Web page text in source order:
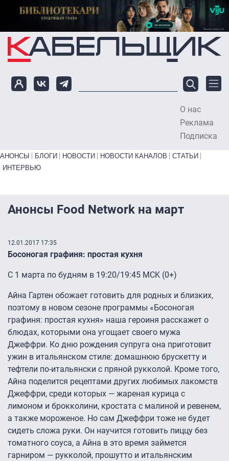
Перейти к основному содержанию
О нас
Реклама
Подписка
Primary links bottom
АНОНСЫ БЛОГИ НОВОСТИ НОВОСТИ КАНАЛОВ
СТАТЬИ
ИНТЕРВЬЮ
Анонсы Food Network на март
12.01.2017 17:35
Босоногая графиня: простая кухня
C 1 марта по будням в 19:20/19:45 MCK (0+)
Айна Гартен обожает готовить для родных и близких,
поэтому в новом сезоне программы «Босоногая
графиня: простая кухня» наша героиня расскажет о
блюдах, которыми она угощает своего мужа
Джеффри. Ко дню рождения супруга она приготовит
ужин в итальянском стиле: домашнюю брускетту и
тефтели по-итальянски с пряной рукколой. Кроме того,
Айна поделится рецептами других любимых лакомств
Джеффри, среди которых — жареная курица с
лимоном и брокколини, кростата с малиной и ревенем,
а также мороженое. Но сам Джеффри тоже не будет
сидеть сложа руки. Он научится готовить пиццу без
томатного соуса, а Айна в это время займется
гарниром — рукколой, прошутто и итальянским